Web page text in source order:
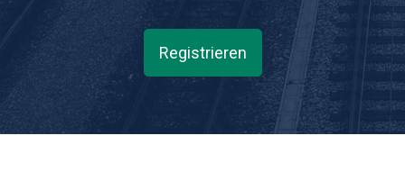
Registrieren